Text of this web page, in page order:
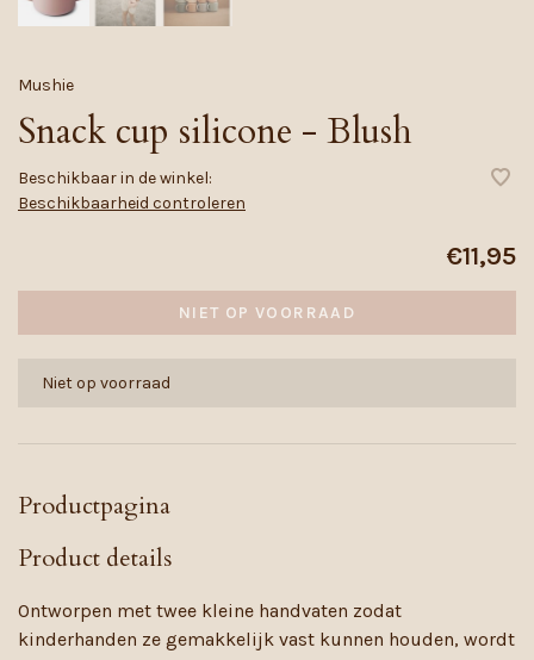
Mushie
Snack cup silicone - Blush
Beschikbaar in de winkel:
Beschikbaarheid controleren
€11,95
NIET OP VOORRAAD
Niet op voorraad
Productpagina
Product details
Ontworpen met twee kleine handvaten zodat
kinderhanden ze gemakkelijk vast kunnen houden, wordt